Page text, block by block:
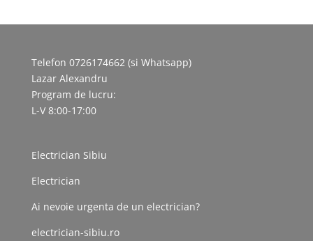
Telefon 0726174662 (si Whatsapp)
Lazar Alexandru
Program de lucru:
L-V 8:00-17:00
Electrician Sibiu
Electrician
Ai nevoie urgenta de un electrician?
electrician-sibiu.ro